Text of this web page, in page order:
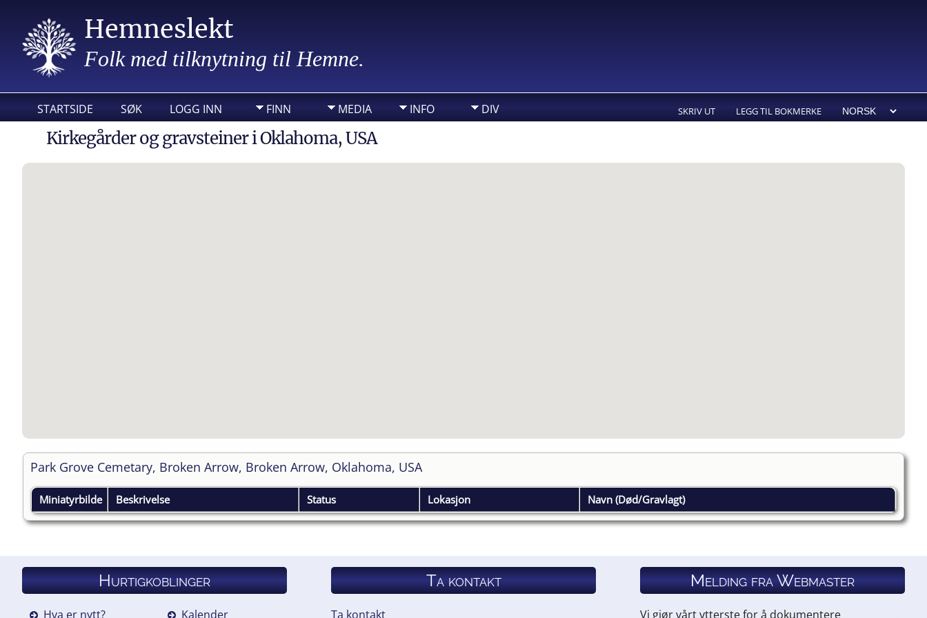
Hemneslekt
Folk med tilknytning til Hemne.
STARTSIDE SØK LOGG INN FINN MEDIA INFO DIV SKRIV UT LEGG TIL BOKMERKE
Kirkegårder og gravsteiner i Oklahoma, USA
Park Grove Cemetary, Broken Arrow, Broken Arrow, Oklahoma, USA
Miniatyrbilde Beskrivelse Status Lokasjon Navn (Død/Gravlagt)
Hurtigkoblinger
Hva er nytt? Kalender
Ta kontakt
Ta kontakt
Melding fra Webmaster
Vi gjør vårt ytterste for å dokumentere